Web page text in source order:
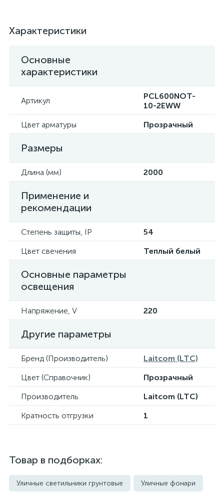
Характеристики
Основные
характеристики
Артикул
PCL600NOT-
10-2EWW
Цвет арматуры
Прозрачный
Размеры
Длина (мм) 2000
Применение и
рекомендации
Степень защиты, IP
54
Цвет свечения
Теплый белый
Основные параметры
освещения
Напряжение, V 220
Другие параметры
Бренд (Производитель)
Laitcom (LTC)
Цвет (Справочник)
Прозрачный
Производитель
Laitcom (LTC)
Кратность отгрузки
1
Товар в подборках:
Уличные светильники грунтовые Уличные фонари